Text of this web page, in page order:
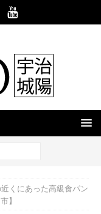
近くにあった高級食パン
】